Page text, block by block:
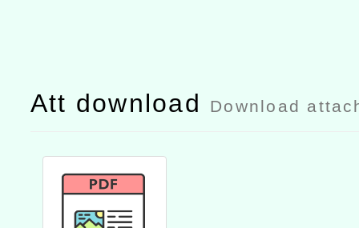
Att download Download